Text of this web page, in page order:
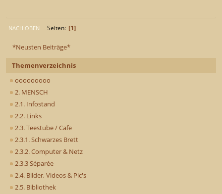
*Neusten Beiträge*
Themenverzeichnis
ooooooooo
2. MENSCH
2.1. Infostand
2.2. Links
2.3. Teestube / Cafe
2.3.1. Schwarzes Brett
2.3.2. Computer & Netz
2.3.3 Séparée
2.4. Bilder, Videos & Pic's
2.5. Bibliothek
NACH OBEN Seiten 1